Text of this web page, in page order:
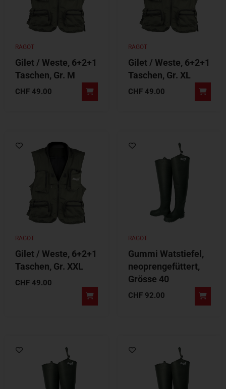
RAGOT
Gilet / Weste, 6+2+1
Taschen, Gr. M
CHF 49.00
RAGOT
Gilet / Weste, 6+2+1
Taschen, Gr. XL
CHF 49.00
RAGOT
Gilet / Weste, 6+2+1
Taschen, Gr. XXL
CHF 49.00
RAGOT
Gummi Watstiefel,
neoprengefüttert,
Grösse 40
CHF 92.00